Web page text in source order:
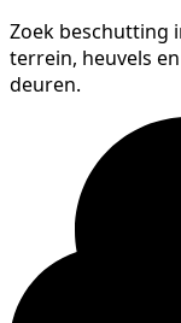
Zoek beschutting
terrein, heuvels
deuren.